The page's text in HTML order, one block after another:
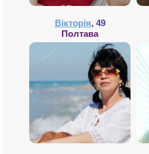
Вікторія, 49
Полтава